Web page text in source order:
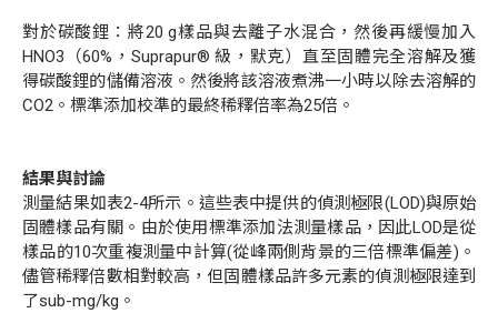
對於碳酸鋰：將20 g樣品與去離子水混合，然後再緩慢加入
HNO3 （60% ， Suprapur®級，默克）直至固體完全溶解及獲
得碳酸鋰的儲備溶液。然後將該溶液煮沸一小時以除去溶解的
CO2 。標準添加校準的最終稀釋倍率為25倍。
結果與討論
測量結果如表2-4所示。這些表中提供的偵測極限(LOD)與原始
固體樣品有關。由於使用標準添加法測量樣品，因此LOD是從
樣品的10次重複測量中計算(從峰兩側背景的三倍標準偏差) 。
儘管稀釋倍數相對較高，但固體樣品許多元素的偵測極限達到
了sub-mg/kg 。